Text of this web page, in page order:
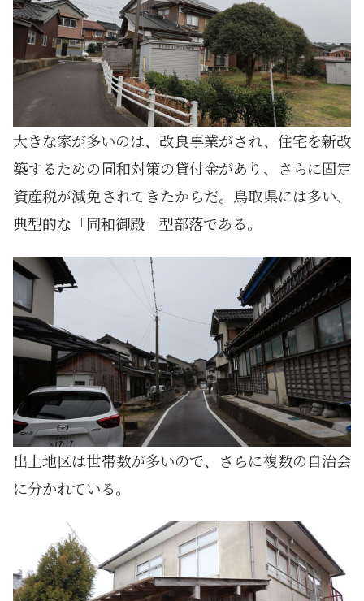
大きな家が多いのは、改良事業がされ、住宅を新改
築するための同和対策の貸付金があり、さらに固定
資産税が減免されてきたからだ。鳥取県には多い、
典型的な「同和御殿」型部落である。
出上地区は世帯数が多いので、さらに複数の自治会
に分かれている。